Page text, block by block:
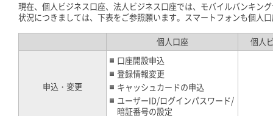
現在、個人ビジネス口座、法人ビジネス口座では、モバイルバンキン
状況につきましては、下表をご参照願います。スマートフォンも個人
個人口座 個人
申込・変更
口座開設申込
登録情報変更
キャッシュカードの申込
ユーザーID/ログインパスワード/
暗証番号の設定